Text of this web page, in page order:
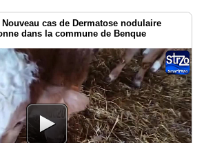
cas de Dermatose nodulaire
dans la commune de Benque